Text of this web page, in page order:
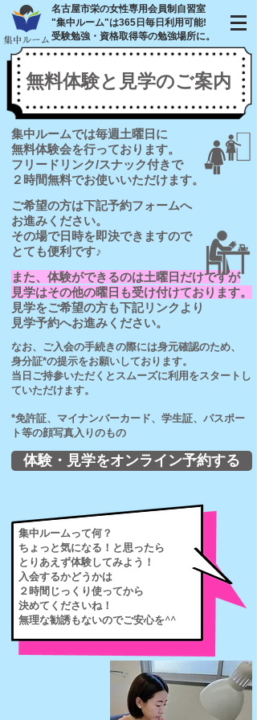
名古屋市栄の女性専用会員制自習室
"集中ルーム"は365日毎日利用可能!
​受験勉強・資格取得等の勉強場所に。
無料体験と見学のご案内
集中ルームでは毎週土曜日に
無料体験会を行っております。
フリードリンク/スナック付きで
２時間無料でお使いいただけます。
ご希望の方は下記予約フォームへ
お進みください。
その場で日時を即決できますので
とても便利です♪
また、体験ができるのは土曜日だけですが
見学はその他の曜日も受け付けております。
見学をご希望の方も下記リンクより
見学予約へお進みください。
なお、ご入会の手続きの際には身元確認のため、
身分証*の提示をお願いしております。
当日ご持参いただくとスムーズに利用をスタートし
ていただけます。
*免許証、マイナンバーカード、学生証、パスポー
ト等の顔写真入りのもの
体験・見学をオンライン予約する
集中ルームって何？
ちょっと気になる！と思ったら
とりあえず体験してみよう！
入会するかどうかは
​２時間じっくり使ってから
決めてくださいね！
無理な勧誘もないのでご安心を^^